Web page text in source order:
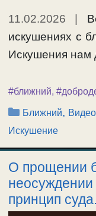
11.02.2026 |
искушениях с
Искушения
#ближний,
Рубрики
Ближний,
Искушение
О прощении
принцип суда.